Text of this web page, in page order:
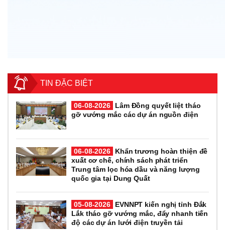
TIN ĐẶC BIỆT
06-08-2026
Lâm Đồng quyết liệt tháo
gỡ vướng mắc các dự án nguồn điện
06-08-2026
Khẩn trương hoàn thiện đề
xuất cơ chế, chính sách phát triển
Trung tâm lọc hóa dầu và năng lượng
quốc gia tại Dung Quất
05-08-2026
EVNNPT kiến nghị tỉnh Đắk
Lắk tháo gỡ vướng mắc, đẩy nhanh tiến
độ các dự án lưới điện truyền tải